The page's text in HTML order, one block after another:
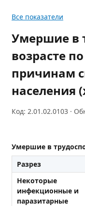
Все показатели
Умершие в
возрасте
причинам
Код: 2.01.02.0103 ·
Умершие в
Разрез
Некоторые
инфекционные и
паразитарные